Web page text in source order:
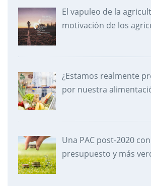
El vapuleo de la
motivación de los
¿Estamos realmente
por nuestra
Una PAC post-2020
presupuesto y más